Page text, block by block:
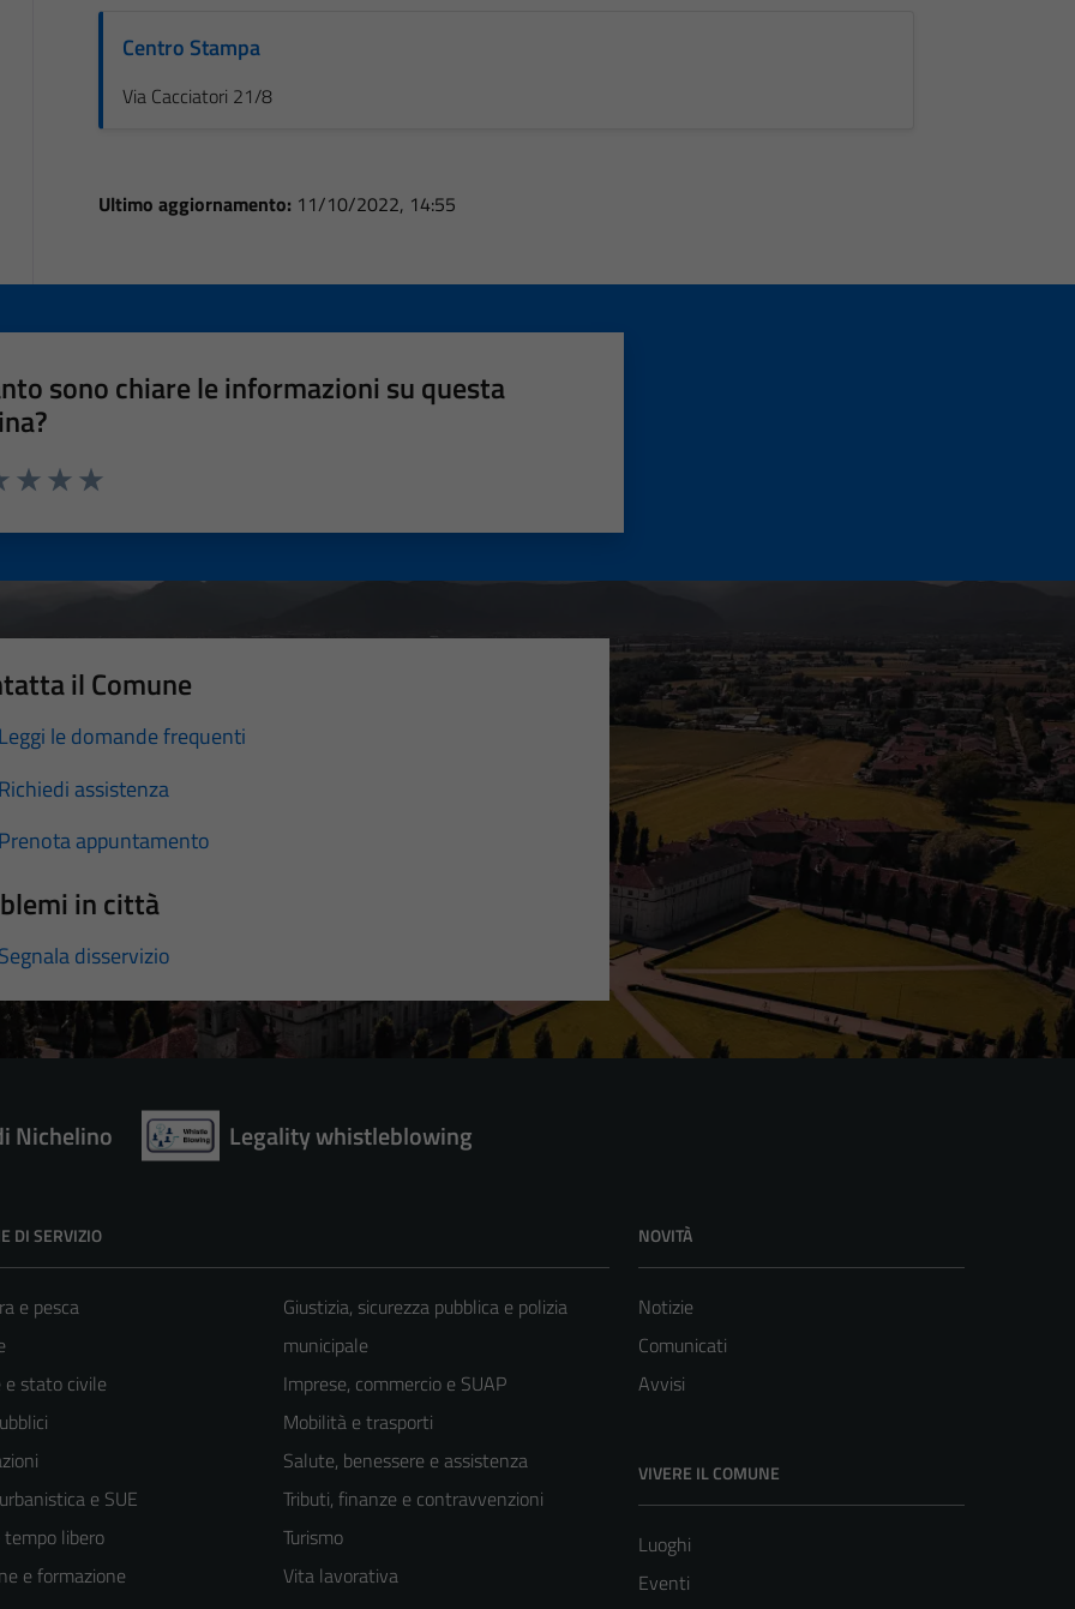
Centro Stampa
Via Cacciatori 21/8
Ultimo aggiornamento: 11/10/2022, 14:55
sono chiare le informazioni su questa
il Comune
Leggi le domande frequenti
Richiedi assistenza
Prenota appuntamento
in città
Segnala disservizio
Nichelino Legality whistleblowing
DI SERVIZIO
e pesca
e stato civile
e SUE
libero
e formazione
Giustizia, sicurezza pubblica e polizia
municipale
Imprese, commercio e SUAP
Mobilità e trasporti
Salute, benessere e assistenza
Tributi, finanze e contravvenzioni
Turismo
Vita lavorativa
NOVITÀ
Notizie
Comunicati
Avvisi
VIVERE IL COMUNE
Luoghi
Eventi